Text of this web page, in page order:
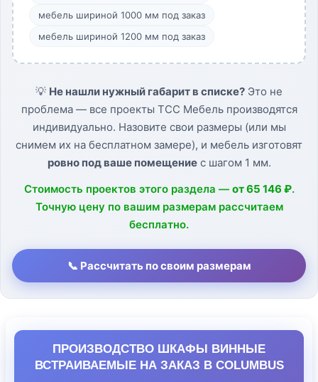
мебель шириной 1000 мм под заказ
мебель шириной 1200 мм под заказ
💡 Не нашли нужный габарит в списке? Это не
проблема — все проекты ТСС Мебель производятся
индивидуально. Назовите свои размеры (или мы
снимем их на бесплатном замере), и мебель изготовят
ровно под ваше помещениес шагом 1 мм.
Стоимость проектов этого раздела — от 65 146 ₽.
Точную цену по вашим размерам рассчитаем
бесплатно.
📞 Рассчитать по своим размерам
ПРОИЗВОДСТВО ШКАФЫ ВИННЫЕ
ВСТРАИВАЕМЫЕ НА ЗАКАЗ В COLUMBUS